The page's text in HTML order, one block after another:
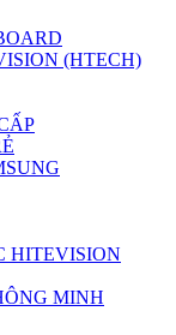
(HTECH)
HITEVISION
MINH